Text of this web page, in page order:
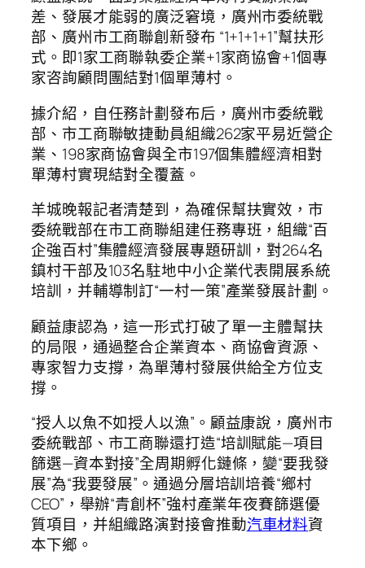
差、發展才能弱的廣泛窘境，廣州市委統戰
部、廣州市工商聯創新發布 “1+1+1+1”幫扶形
式。即1家工商聯執委企業+1家商協會+1個專
家咨詢顧問團結對1個單薄村。
據介紹，自任務計劃發布后，廣州市委統戰
部、市工商聯敏捷動員組織262家平易近營企
業、198家商協會與全市197個集體經濟相對
單薄村實現結對全覆蓋。
羊城晚報記者清楚到，為確保幫扶實效，市
委統戰部在市工商聯組建任務專班，組織“百
企強百村”集體經濟發展專題研訓，對264名
鎮村干部及103名駐地中小企業代表開展系統
培訓，并輔導制訂“一村一策”產業發展計劃。
顧益康認為，這一形式打破了單一主體幫扶
的局限，通過整合企業資本、商協會資源、
專家智力支撐，為單薄村發展供給全方位支
撐。
“授人以魚不如授人以漁”。顧益康說，廣州市
委統戰部、市工商聯還打造“培訓賦能—項目
篩選—資本對接”全周期孵化鏈條，變“要我發
展”為“我要發展”。通過分層培訓培養“鄉村
CEO”，舉辦“青創杯”強村產業年夜賽篩選優
質項目，并組織路演對接會推動汽車材料資
本下鄉。